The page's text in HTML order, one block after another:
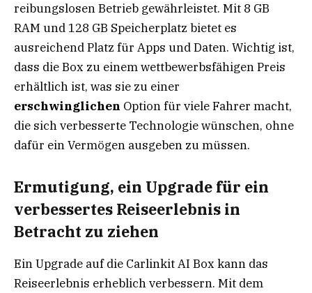
reibungslosen Betrieb gewährleistet. Mit 8 GB
RAM und 128 GB Speicherplatz bietet es
ausreichend Platz für Apps und Daten. Wichtig ist,
dass die Box zu einem wettbewerbsfähigen Preis
erhältlich ist, was sie zu einer
erschwinglichen Option für viele Fahrer macht,
die sich verbesserte Technologie wünschen, ohne
dafür ein Vermögen ausgeben zu müssen.
Ermutigung, ein Upgrade für ein
verbessertes Reiseerlebnis in
Betracht zu ziehen
Ein Upgrade auf die Carlinkit AI Box kann das
Reiseerlebnis erheblich verbessern. Mit dem